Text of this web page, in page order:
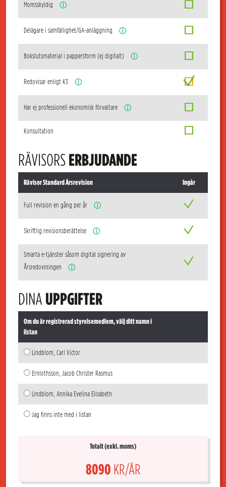
Momsskyldig ⓘ
Delägare i samfällighet/GA-anläggning ⓘ
Bokslutsmaterial i pappersform (ej digitalt) ⓘ
Redovisar enligt K3 ⓘ
Har ej professionell ekonomisk förvaltare ⓘ
Konsultation
RÄVISORSERBJUDANDE
Rävisor Standard Årsrevision Ingår
Full revision en gång per år ⓘ
Skriftlig revisionsberättelse ⓘ
Smarta e-tjänster såsom digital signering av
Årsredoviningen
ⓘ
DINA UPPGIFTER
Om du är registrerad styrelsemedlem, välj ditt namn i
listan
Lindblom, Carl Victor
Ernlothsson, Jacob Christer Rasmus
Lindblom, Annika Evelina Elisabeth
Jag finns inte med i listan
Totalt (exkl. moms)
8090 KR/ÅR